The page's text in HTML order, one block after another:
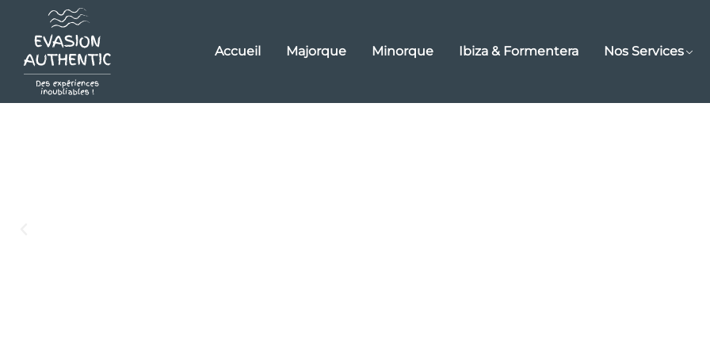
Accueil Majorque Minorque Ibiza & Formentera Nos Services